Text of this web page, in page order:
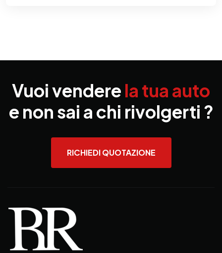
Vuoi vendere la tua auto
e non sai a chi rivolgerti ?
RICHIEDI QUOTAZIONE